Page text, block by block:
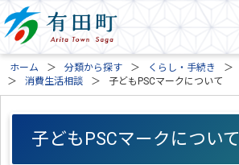
ホーム 分類から探す くらし・手続き
消費生活相談
子どもPSCマークについて
子どもPSCマークについて